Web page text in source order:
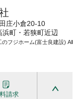
庄小倉20-10
町・若狭町近辺
フジホーム(富士良建設) All
請求